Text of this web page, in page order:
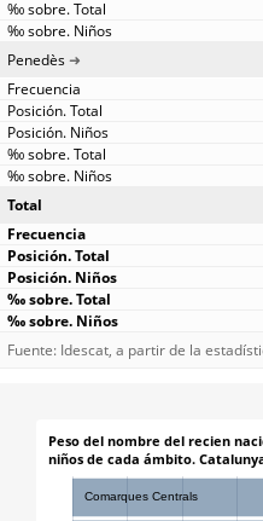
Penedès
Total
Fuente: Idescat, a partir de la